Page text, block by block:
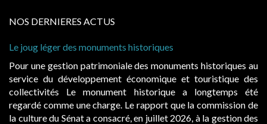
NOS DERNIERES ACTUS
historiques
des monuments historiques au
économique et touristique des
historique a longtemps été
Le rapport que la commission de
en juillet 2026, à la gestion des
Cabines de plage : le juge
Evocatrices des bains de
également un beau sujet
public, elles donnent lieu
d’occupation. Saisies par